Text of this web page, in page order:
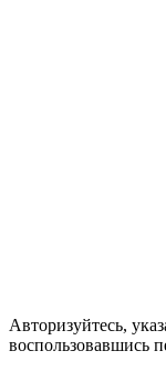
Авторизуйтесь,
воспользовавшись